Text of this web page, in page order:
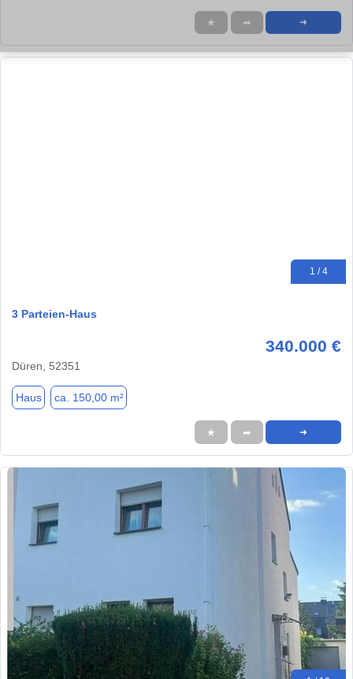
★ ➦ ➜
1 / 4
3 Parteien-Haus
340.000 €
Düren, 52351
Haus ca. 150,00 m²
★ ➦ ➜